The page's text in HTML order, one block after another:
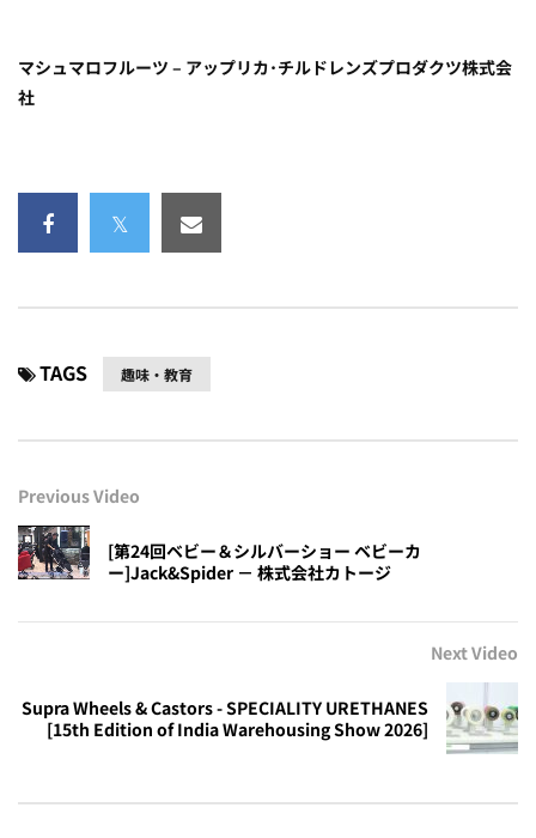
マシュマロフルーツ – アップリカ･チルドレンズプロダクツ株式会
社
TAGS 趣味・教育
Previous Video
[第24回ベビー＆シルバーショー ベビーカ
ー]Jack&Spider － 株式会社カトージ
Next Video
Supra Wheels & Castors - SPECIALITY URETHANES
[15th Edition of India Warehousing Show 2026]